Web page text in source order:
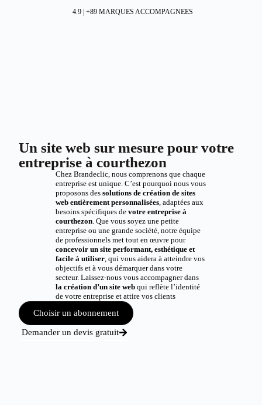
4.9 | +89 MARQUES ACCOMPAGNEES
Un site web sur mesure pour votre
entreprise à courthezon
Chez Brandeclic, nous comprenons que chaque
entreprise est unique. C’est pourquoi nous vous
proposons des solutions de création de sites
web entièrement personnalisées, adaptées aux
besoins spécifiques de votre entreprise à
courthezon. Que vous soyez une petite
entreprise ou une grande société, notre équipe
de professionnels met tout en œuvre pour
concevoir un site performant, esthétique et
facile à utiliser, qui vous aidera à atteindre vos
objectifs et à vous démarquer dans votre
secteur. Laissez-nous vous accompagner dans
la création d’un site webqui reflète l’identité
de votre entreprise et attire vos clients
Choisir un abonnement
Demander un devis gratuit